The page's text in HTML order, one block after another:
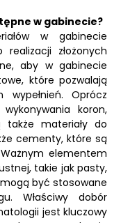
w gabinecie?
w gabinecie
złożonych
aby w gabinecie
które pozwalają
wypełnień. Oprócz
koron,
materiały do
cementy, które są
elementem
takie jak pasty,
być stosowane
Właściwy dobór
jest kluczowy